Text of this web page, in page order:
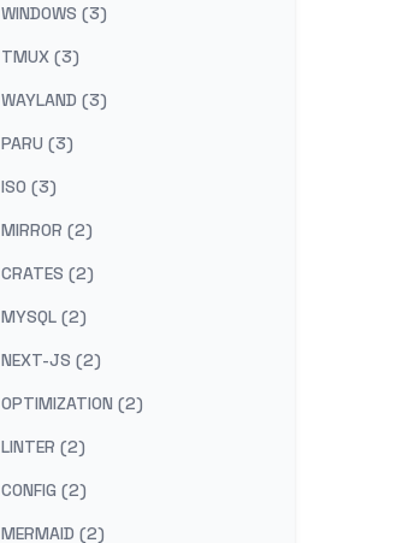
WINDOWS (3)
TMUX (3)
WAYLAND (3)
PARU (3)
ISO (3)
MIRROR (2)
CRATES (2)
MYSQL (2)
NEXT-JS (2)
OPTIMIZATION (2)
LINTER (2)
CONFIG (2)
MERMAID (2)